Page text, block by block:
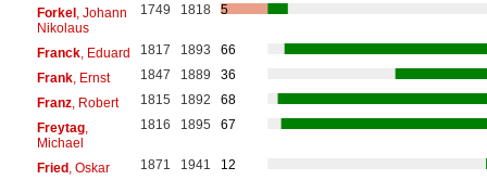
Forkel, Johann
Nikolaus
1749 1818 5
Franck, Eduard 1817 1893
66
Frank, Ernst 1847 1889
36
Franz, Robert 1815 1892
68
Freytag,
Michael
1816 1895 67
Fried, Oskar 1871 1941
12